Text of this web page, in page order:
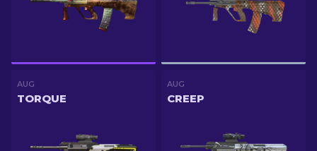
AUG
TORQUE
AUG
CREEP